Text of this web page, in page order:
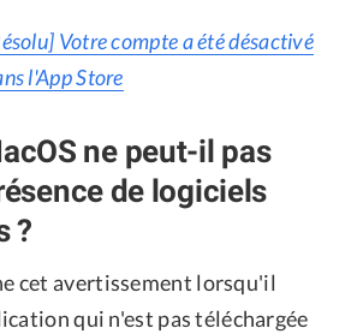
Votre compte a été désactivé
l'App Store
ne peut-il pas
de logiciels
?
cet avertissement lorsqu'il
qui n'est pas téléchargée